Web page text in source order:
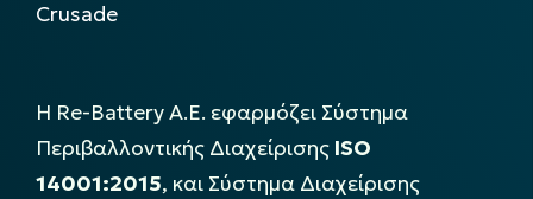
Crusade
Η Re-Battery Α.Ε. εφαρμόζει Σύστημα
Περιβαλλοντικής Διαχείρισης ISO
14001:2015, και Σύστημα Διαχείρισης